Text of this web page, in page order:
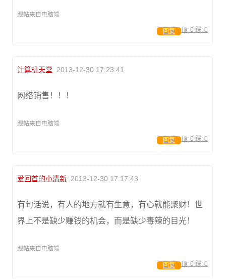
跟帖来自电脑端
顶: 0 踩: 0
回复
计算机天堂 2013-12-30 17:23:41
网络销售！！！
跟帖来自电脑端
顶: 0 踩: 0
回复
爱回首的小清新 2013-12-30 17:17:43
有句话说，有人的地方就有生意，有心就能聚财！世
界上不是缺少赚钱的机会，而是缺少毒辣的目光！
跟帖来自电脑端
顶: 0 踩: 0
回复